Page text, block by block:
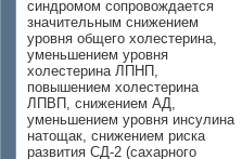
синдромом сопровождается
значительным снижением
уровня общего холестерина,
уменьшением уровня
холестерина ЛПНП,
повышением холестерина
ЛПВП, снижением АД,
уменьшением уровня инсулина
натощак, снижением риска
развития СД-2 (сахарного